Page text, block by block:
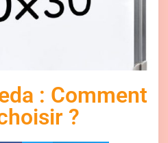
: Comment
?